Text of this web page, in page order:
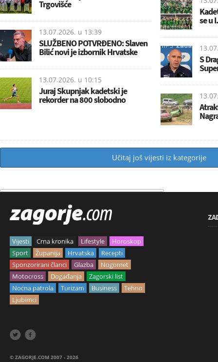
Trgovišće
13.07.2026. u 13:39
SLUŽBENO POTVRĐENO: Slaven
Bilić novi je izbornik Hrvatske
13.07.2026. u 10:15
Juraj Skupnjak kadetski je
rekorder na 800 slobodno
se u
S
Učitaj još vijesti iz kategorije
Vijesti Crna kronika Lifestyle
Horoskop
Sport
Županija Hrvatska
Recepti
Sponzorirani članci
Glazba
Nogomet
Motocross
Događanja
Zagorski list
Noćna patrola
Turizam Business
Tehno
Ljubimci
 
© ZAGORJE.COM 2007 - 2026